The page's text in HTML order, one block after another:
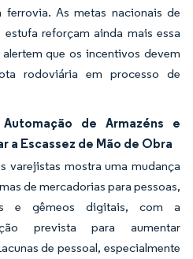
As metas nacionais de
reforçam ainda mais essa
que os incentivos devem
rodoviária em processo de
de Armazéns e
a Escassez de Mão de Obra
varejistas mostra uma mudança
de mercadorias para pessoas,
e gêmeos digitais, com a
prevista para aumentar
de pessoal, especialmente